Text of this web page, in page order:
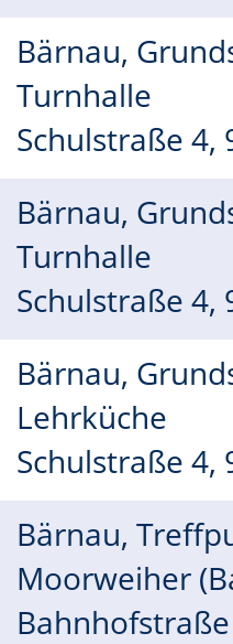
Bärnau,
Turnhalle
Schulstraße 4,
Bärnau,
Turnhalle
Schulstraße 4,
Bärnau,
Lehrküche
Schulstraße 4,
Bärnau,
Moorweiher
Bahnhofstraße